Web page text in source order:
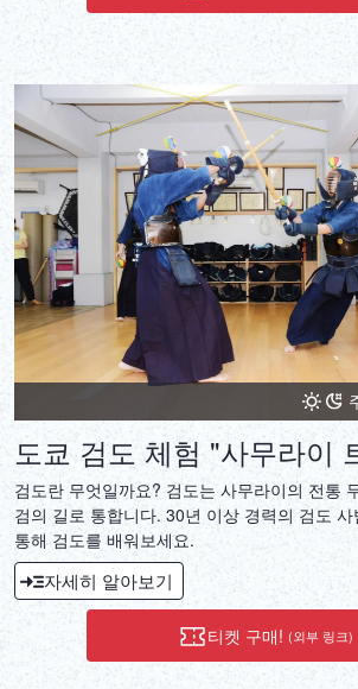
도쿄 검도 체험 "사무라이
검도란 무엇일까요? 검도는 사무라이의 전통
검의 길로 통합니다. 30년 이상 경력의 검도
통해 검도를 배워보세요.
자세히 알아보기
티켓 구매! (외부 링크)